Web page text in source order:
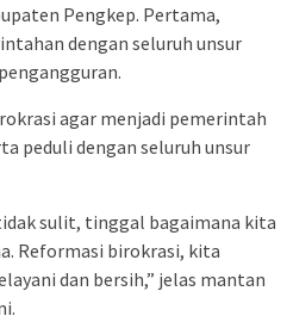
Pengkep. Pertama,
dengan seluruh unsur
agar menjadi pemerintah
peduli dengan seluruh unsur
sulit, tinggal bagaimana kita
Reformasi birokrasi, kita
dan bersih,” jelas mantan